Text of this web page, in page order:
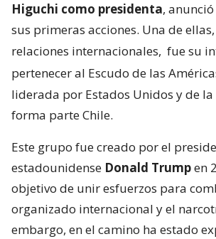
Higuchi como presidenta,
sus primeras acciones. Una de
relaciones internacionales, fue su
pertenecer al Escudo de las
liderada por Estados Unidos y de
forma parte Chile.
Este grupo fue creado por el
estadounidense Donald Trumpen
objetivo de unir esfuerzos para
organizado internacional y el
embargo, en el camino ha estado